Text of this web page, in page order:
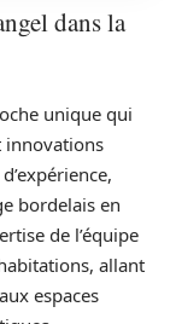
dans la
unique qui
innovations
bordelais en
de l’équipe
allant
espaces